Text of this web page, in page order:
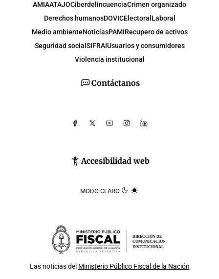
Contáctanos
Accesibilidad web
MODO CLARO
AMIAATAJOCiberdelincuenciaCrimen organizado
Derechos humanosDOVICElectoral Laboral
Medio ambienteNoticiasPAMIRecupero de activos
Seguridad social SIFRAIUsuarios y consumidores
Violencia institucional
DIRECCIÓN DE
COMUNICACIÓN
INSTITUCIONAL
Las noticias del Ministerio Público Fiscal de la Nación